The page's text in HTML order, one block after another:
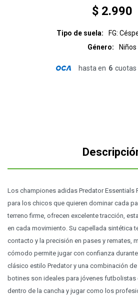
$ 2.990
Tipo de suela
FG:
Género
Niños
hasta en 6 cuotas
Los championes adidas Predator Essentials
para los chicos que quieren dominar cada
terreno firme, ofrecen excelente tracción,
en cada movimiento. Su capellada sintética
contacto y la precisión en pases y remates,
cómodo permite jugar con confianza
clásico estilo Predator y una combinación
botines son ideales para jóvenes futbolistas
dentro de la cancha y jugar como los